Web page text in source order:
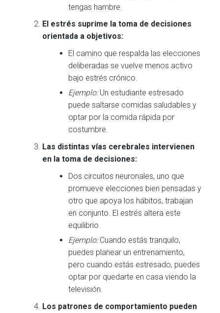
tengas hambre.
El estrés suprime la toma de decisiones
orientada a objetivos:
El camino que respalda las elecciones
deliberadas se vuelve menos activo
bajo estrés crónico.
Ejemplo:Un estudiante estresado
puede saltarse comidas saludables y
optar por la comida rápida por
costumbre.
Las distintas vías cerebrales intervienen
en la toma de decisiones:
Dos circuitos neuronales, uno que
promueve elecciones bien pensadas y
otro que apoya los hábitos, trabajan
en conjunto. El estrés altera este
equilibrio.
Ejemplo:Cuando estás tranquilo,
puedes planear un entrenamiento,
pero cuando estás estresado, puedes
optar por quedarte en casa viendo la
televisión.
Los patrones de comportamiento pueden